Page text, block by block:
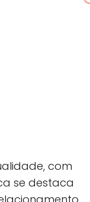
com
se destaca